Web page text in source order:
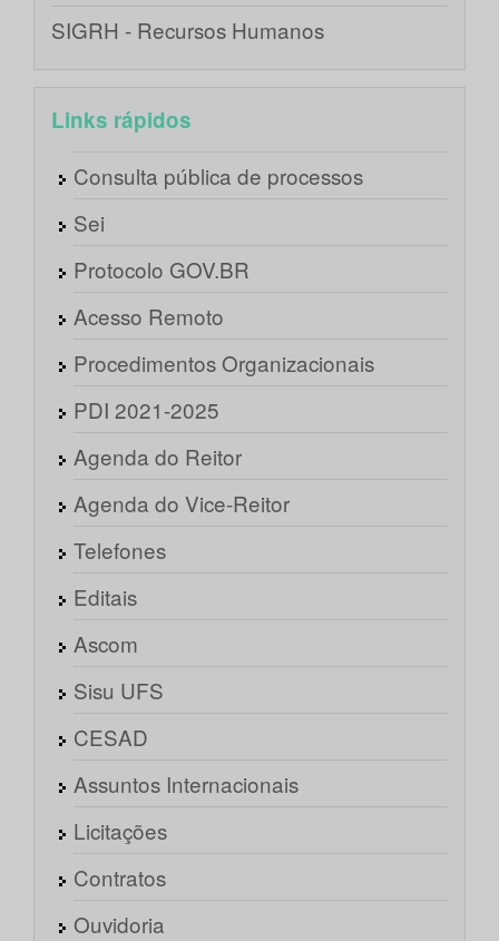
SIGRH - Recursos Humanos
Links rápidos
Consulta pública de processos
Sei
Protocolo GOV.BR
Acesso Remoto
Procedimentos Organizacionais
PDI 2021-2025
Agenda do Reitor
Agenda do Vice-Reitor
Telefones
Editais
Ascom
Sisu UFS
CESAD
Assuntos Internacionais
Licitações
Contratos
Ouvidoria